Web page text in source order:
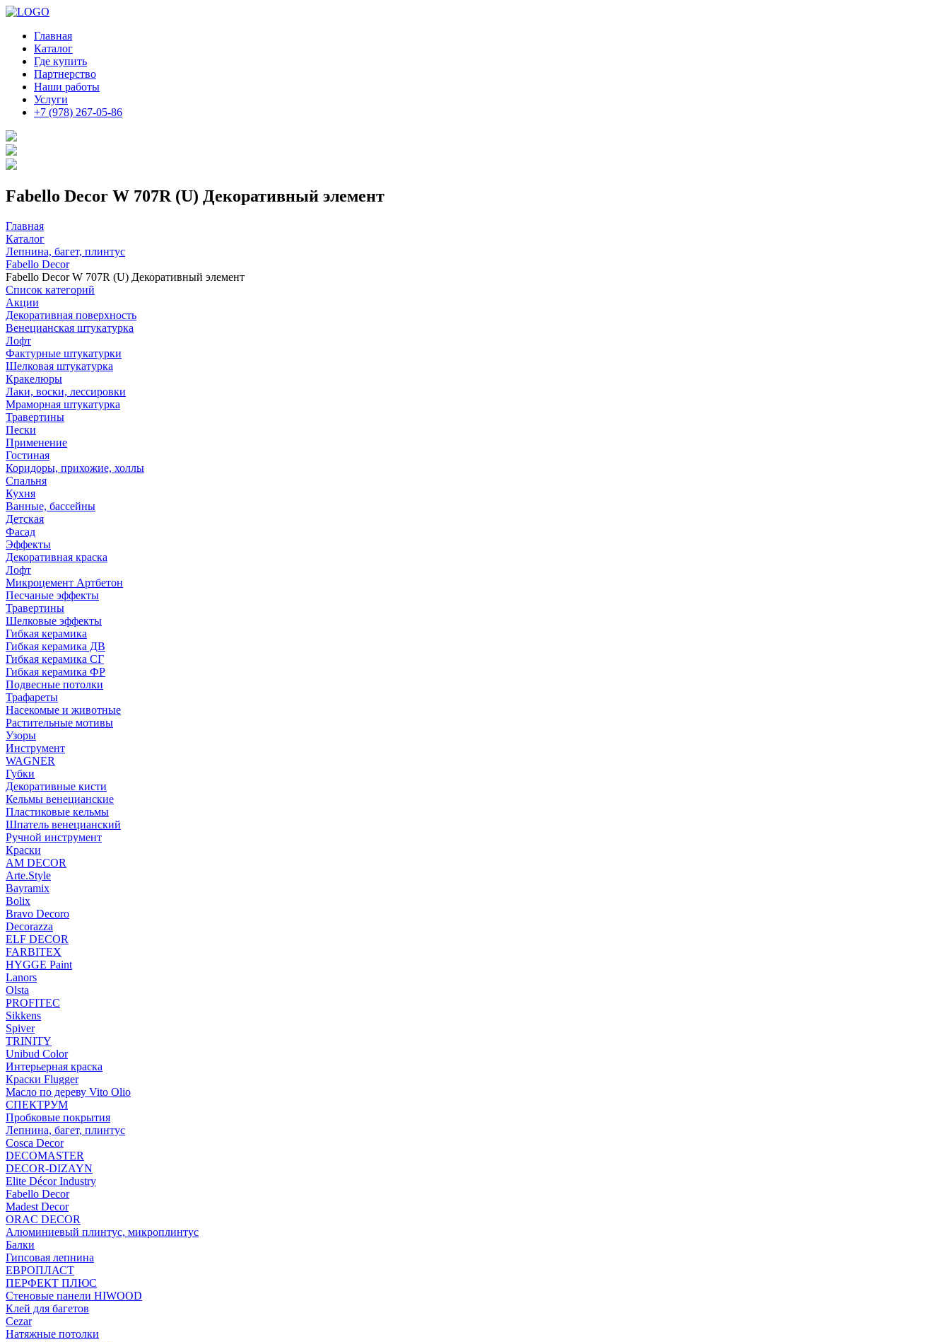
Главная
Каталог
Где купить
Партнерство
Наши работы
Услуги
+7 (978) 267-05-86
Fabello Decor W 707R (U) Декоративный элемент
Главная
Каталог
Лепнина, багет, плинтус
Fabello Decor
Fabello Decor W 707R (U) Декоративный элемент
Список категорий
Акции
Декоративная поверхность
Венецианская штукатурка
Лофт
Фактурные штукатурки
Шелковая штукатурка
Кракелюры
Лаки, воски, лессировки
Мраморная штукатурка
Травертины
Пески
Применение
Гостиная
Коридоры, прихожие, холлы
Спальня
Кухня
Ванные, бассейны
Детская
Фасад
Эффекты
Декоративная краска
Лофт
Микроцемент Артбетон
Песчаные эффекты
Травертины
Шелковые эффекты
Гибкая керамика
Гибкая керамика ДВ
Гибкая керамика СГ
Гибкая керамика ФР
Подвесные потолки
Трафареты
Насекомые и животные
Растительные мотивы
Узоры
Инструмент
WAGNER
Губки
Декоративные кисти
Кельмы венецианские
Пластиковые кельмы
Шпатель венецианский
Ручной инструмент
Краски
AM DECOR
Arte.Style
Bayramix
Bolix
Bravo Decoro
Decorazza
ELF DECOR
FARBITEX
HYGGE Paint
Lanors
Olsta
PROFITEC
Sikkens
Spiver
TRINITY
Unibud Color
Интерьерная краска
Краски Flugger
Масло по дереву Vito Olio
СПЕКТРУМ
Пробковые покрытия
Лепнина, багет, плинтус
Cosca Decor
DECOMASTER
DECOR-DIZAYN
Elite Décor Industry
Fabello Decor
Madest Decor
ORAC DECOR
Алюминиевый плинтус, микроплинтус
Балки
Гипсовая лепнина
ЕВРОПЛАСТ
ПЕРФЕКТ ПЛЮС
Стеновые панели HIWOOD
Клей для багетов
Cezar
Натяжные потолки